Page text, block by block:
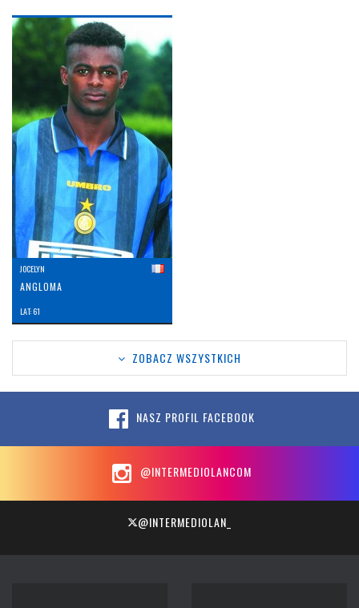
JOCELYN
ANGLOMA
LAT: 61
ZOBACZ WSZYSTKICH
NASZ PROFIL FACEBOOK
@INTERMEDIOLANCOM
@INTERMEDIOLAN_